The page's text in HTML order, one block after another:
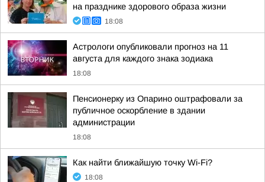
на празднике здорового образа жизни
18:08
Астрологи опубликовали прогноз на 11
августа для каждого знака зодиака
18:08
Пенсионерку из Опарино оштрафовали за
публичное оскорбление в здании
администрации
18:08
Как найти ближайшую точку Wi-Fi?
18:08